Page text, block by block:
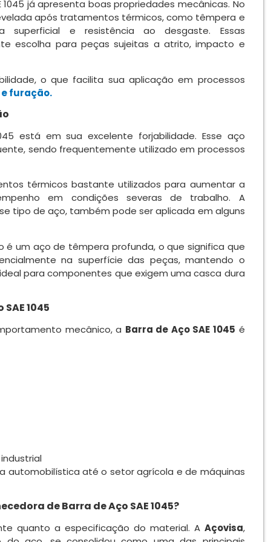
já apresenta boas propriedades mecânicas. No
após tratamentos térmicos, como têmpera e
superficial e resistência ao desgaste. Essas
escolha para peças sujeitas a atrito, impacto e
o que facilita sua aplicação em processos
furação.
está em sua excelente forjabilidade. Esse aço
sendo frequentemente utilizado em processos
térmicos bastante utilizados para aumentar a
em condições severas de trabalho. A
tipo de aço, também pode ser aplicada em alguns
é um aço de têmpera profunda, o que significa que
na superfície das peças, mantendo o
para componentes que exigem uma casca dura
1045
mecânico, a Barra de Aço SAE 1045 é
automobilística até o setor agrícola e de máquinas
de Barra de Aço SAE 1045?
quanto a especificação do material. A Açovisa,